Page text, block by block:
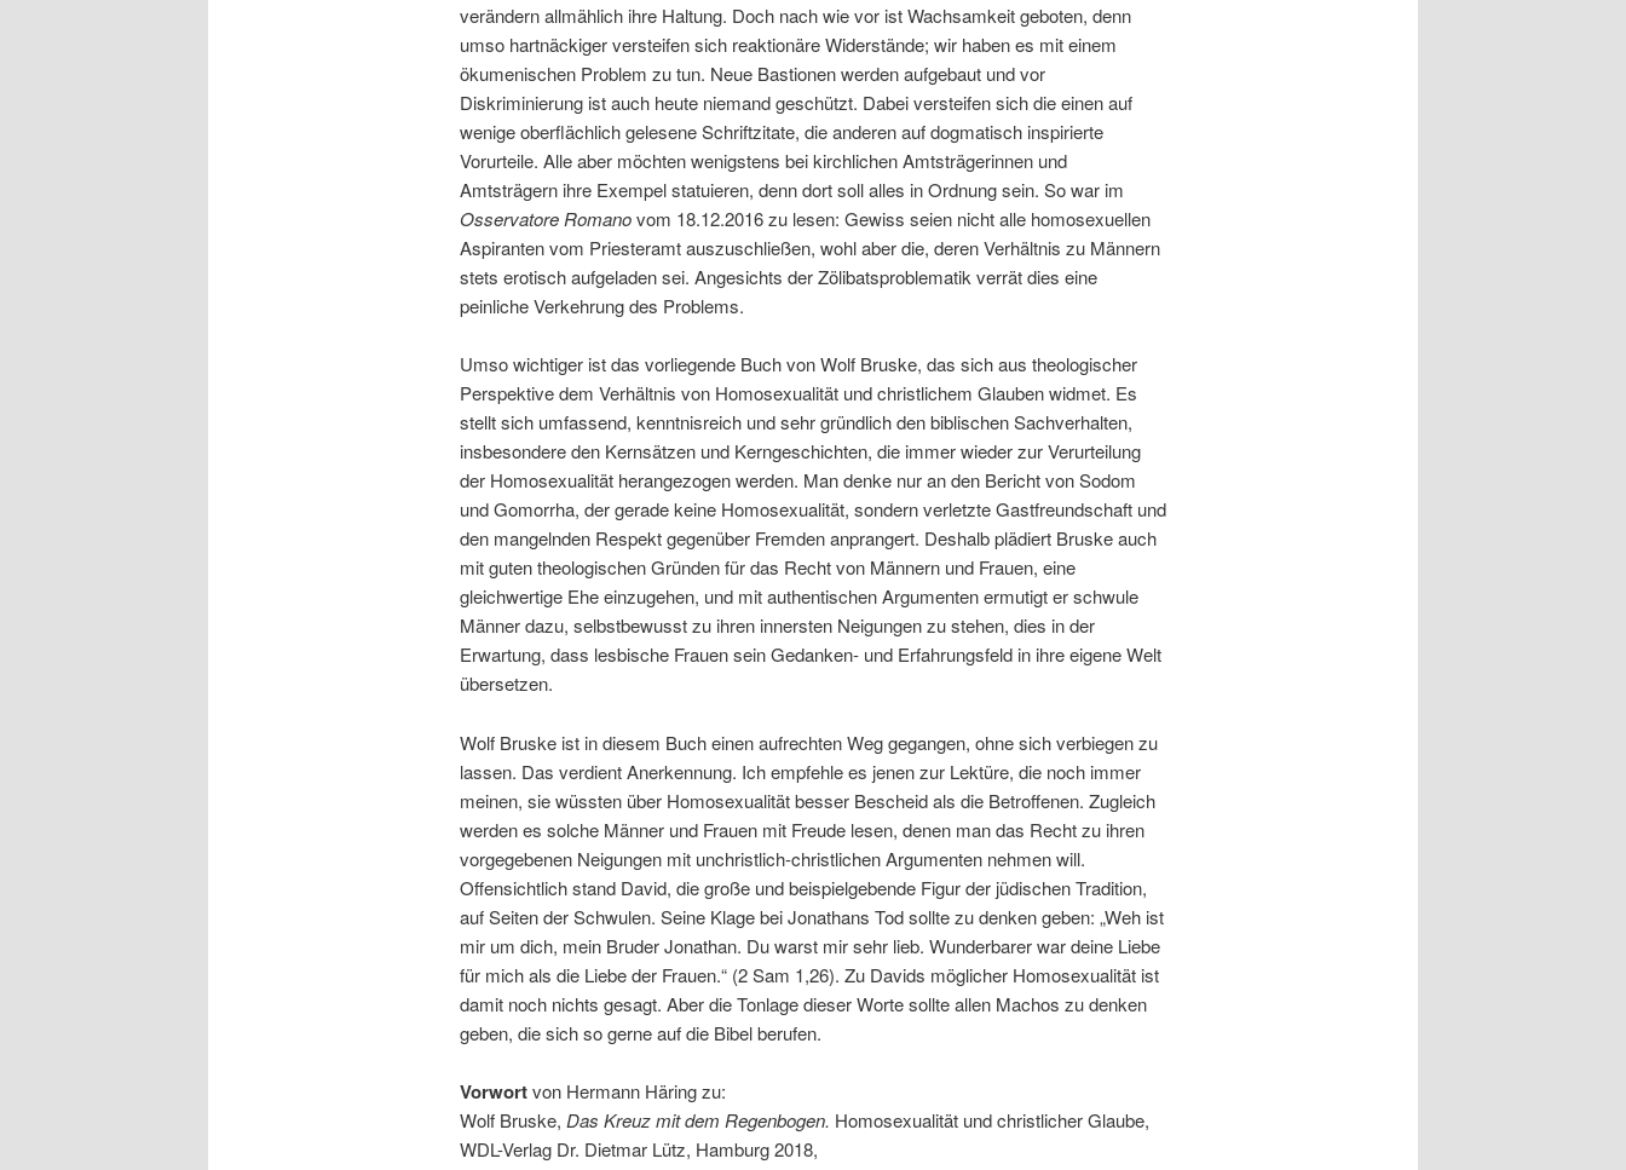
verändern allmählich ihre Haltung. Doch nach wie vor ist Wachsamkeit geboten, denn
umso hartnäckiger versteifen sich reaktionäre Widerstände; wir haben es mit einem
ökumenischen Problem zu tun. Neue Bastionen werden aufgebaut und vor
Diskriminierung ist auch heute niemand geschützt. Dabei versteifen sich die einen auf
wenige oberflächlich gelesene Schriftzitate, die anderen auf dogmatisch inspirierte
Vorurteile. Alle aber möchten wenigstens bei kirchlichen Amtsträgerinnen und
Amtsträgern ihre Exempel statuieren, denn dort soll alles in Ordnung sein. So war im
Osservatore Romanovom 18.12.2016 zu lesen: Gewiss seien nicht alle homosexuellen
Aspiranten vom Priesteramt auszuschließen, wohl aber die, deren Verhältnis zu Männern
stets erotisch aufgeladen sei. Angesichts der Zölibatsproblematik verrät dies eine
peinliche Verkehrung des Problems.
Umso wichtiger ist das vorliegende Buch von Wolf Bruske, das sich aus theologischer
Perspektive dem Verhältnis von Homosexualität und christlichem Glauben widmet. Es
stellt sich umfassend, kenntnisreich und sehr gründlich den biblischen Sachverhalten,
insbesondere den Kernsätzen und Kerngeschichten, die immer wieder zur Verurteilung
der Homosexualität herangezogen werden. Man denke nur an den Bericht von Sodom
und Gomorrha, der gerade keine Homosexualität, sondern verletzte Gastfreundschaft und
den mangelnden Respekt gegenüber Fremden anprangert. Deshalb plädiert Bruske auch
mit guten theologischen Gründen für das Recht von Männern und Frauen, eine
gleichwertige Ehe einzugehen, und mit authentischen Argumenten ermutigt er schwule
Männer dazu, selbstbewusst zu ihren innersten Neigungen zu stehen, dies in der
Erwartung, dass lesbische Frauen sein Gedanken- und Erfahrungsfeld in ihre eigene Welt
übersetzen.
Wolf Bruske ist in diesem Buch einen aufrechten Weg gegangen, ohne sich verbiegen zu
lassen. Das verdient Anerkennung. Ich empfehle es jenen zur Lektüre, die noch immer
meinen, sie wüssten über Homosexualität besser Bescheid als die Betroffenen. Zugleich
werden es solche Männer und Frauen mit Freude lesen, denen man das Recht zu ihren
vorgegebenen Neigungen mit unchristlich-christlichen Argumenten nehmen will.
Offensichtlich stand David, die große und beispielgebende Figur der jüdischen Tradition,
auf Seiten der Schwulen. Seine Klage bei Jonathans Tod sollte zu denken geben: „Weh ist
mir um dich, mein Bruder Jonathan. Du warst mir sehr lieb. Wunderbarer war deine Liebe
für mich als die Liebe der Frauen.“ (2 Sam 1,26). Zu Davids möglicher Homosexualität ist
damit noch nichts gesagt. Aber die Tonlage dieser Worte sollte allen Machos zu denken
geben, die sich so gerne auf die Bibel berufen.
Vorwortvon Hermann Häring zu:
Wolf Bruske, Das Kreuz mit dem Regenbogen. Homosexualität und christlicher Glaube,
WDL-Verlag Dr. Dietmar Lütz, Hamburg 2018,